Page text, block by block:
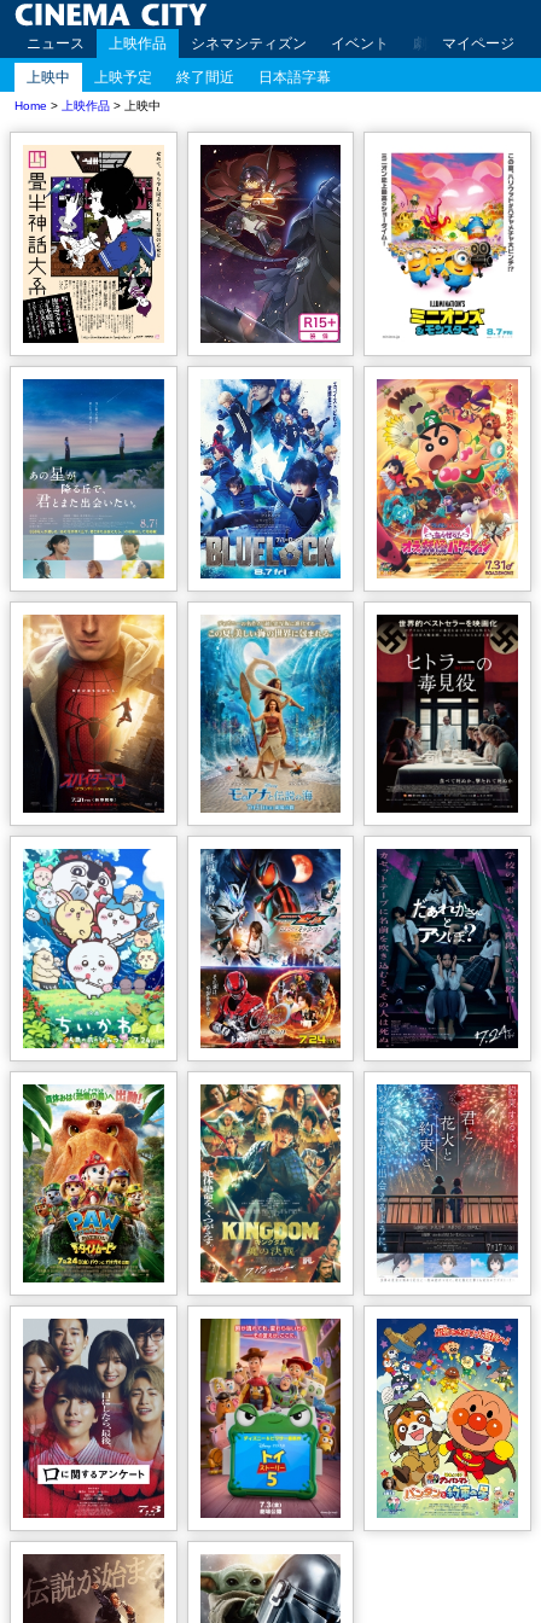
ニュース 上映作品 シネマシティズン イベント 劇場案内 アク
マイページ
上映中
上映予定 終了間近 日本語字幕
Home > 上映作品 > 上映中